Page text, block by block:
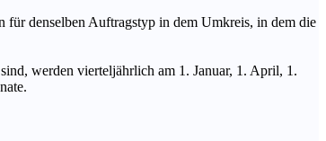
denselben Auftragstyp in dem Umkreis, in dem die
werden vierteljährlich am 1. Januar, 1. April, 1.